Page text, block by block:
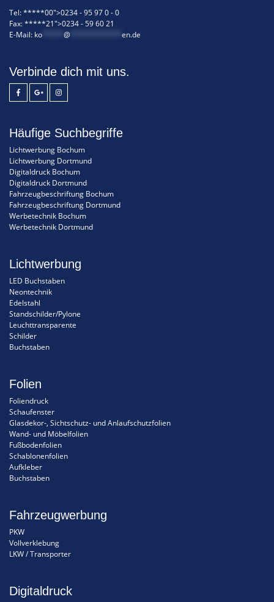
Tel:*****00">0234 - 95 97 0 - 0
Fax:*****21">0234 - 59 60 21
E-Mail: ko @ en.de
Verbinde dich mit uns.
Häufige Suchbegriffe
Lichtwerbung Bochum
Lichtwerbung Dortmund
Digitaldruck Bochum
Digitaldruck Dortmund
Fahrzeugbeschriftung Bochum
Fahrzeugbeschriftung Dortmund
Werbetechnik Bochum
Werbetechnik Dortmund
Lichtwerbung
LED Buchstaben
Neontechnik
Edelstahl
Standschilder/Pylone
Leuchttransparente
Schilder
Buchstaben
Folien
Foliendruck
Schaufenster
Glasdekor-, Sichtschutz- und Anlaufschutzfolien
Wand- und Möbelfolien
Fußbodenfolien
Schablonenfolien
Aufkleber
Buchstaben
Fahrzeugwerbung
PKW
Vollverklebung
LKW / Transporter
Digitaldruck